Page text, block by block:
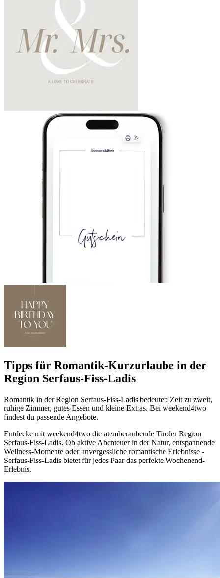
Tipps für Romantik-Kurzurlaube in der
Region Serfaus-Fiss-Ladis
Romantik in der Region Serfaus-Fiss-Ladis bedeutet: Zeit zu zweit,
ruhige Zimmer, gutes Essen und kleine Extras. Bei weekend4two
findest du passende Angebote.
Entdecke mit weekend4two die atemberaubende Tiroler Region
Serfaus-Fiss-Ladis. Ob aktive Abenteuer in der Natur, entspannende
Wellness-Momente oder unvergessliche romantische Erlebnisse -
Serfaus-Fiss-Ladis bietet für jedes Paar das perfekte Wochenend-
Erlebnis.